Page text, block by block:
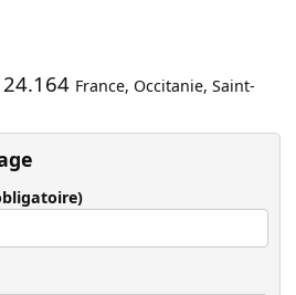
24.164 France, Occitanie,Saint-